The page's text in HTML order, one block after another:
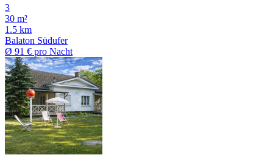
3
30 m²
1.5 km
Balaton Südufer
Ø 91 € pro Nacht